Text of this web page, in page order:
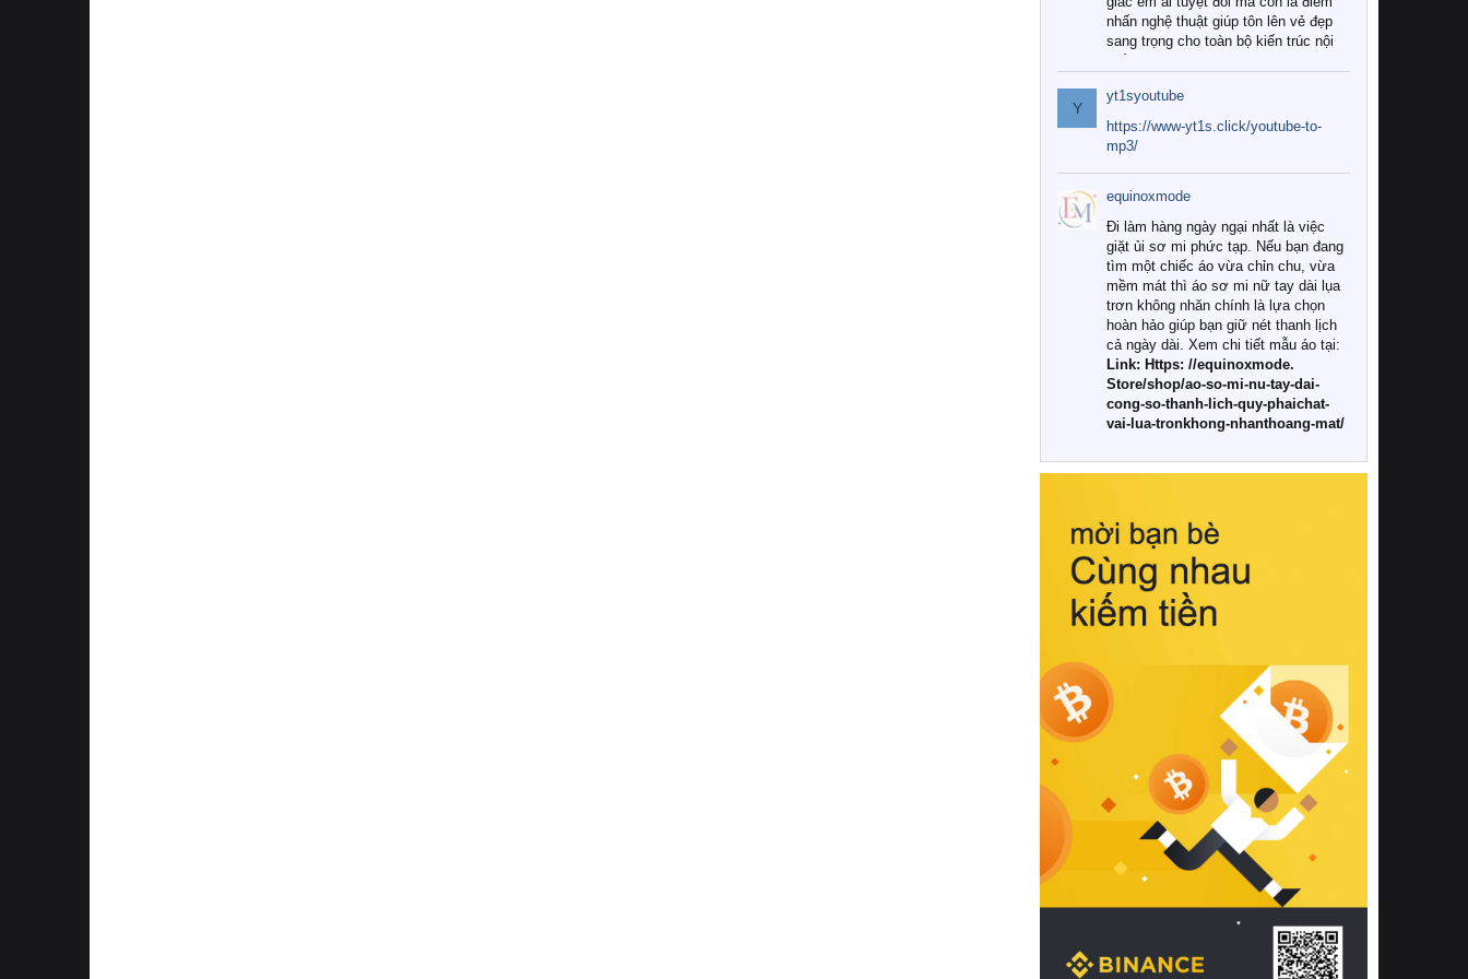
nhấn nghệ thuật giúp tôn lên vẻ đẹp
sang trọng cho toàn bộ kiến trúc nội
Tuy nhiên, giữa thị trường đa dạng
với vô vàn thương hiệu và mẫu mã
như hiện nay, làm thế nào để chọn
được những bộ chăn ga gối đệm cao
cấp thực sự chất lượng, phù hợp với
khí hậu và nhu cầu sử dụng của gia
đình? Hãy cùng chúng tôi đi tìm lời
giải đáp chi tiết qua bài viết dưới đây.
1. Tại sao các gia đình hiện đại lại ưa
chuộng chăn ga gối đệm cao cấp?
Khác với các dòng sản phẩm thông
thường, những bộ chăn ga gối đệm
cao cấp trải qua quy trình sản xuất
nghiêm ngặt từ khâu chọn lọc nguyên
liệu tự nhiên đến công nghệ dệt
nhuộm hiện đại không chứa hóa chất
này, bạn sẽ cảm nhận rõ rệt sự khác
hồi chuẩn xác của phần đệm nâng đỡ
cột sống.
Bên cạnh đó, việc lựa chọn các dòng
sản phẩm đạt chuẩn chất lượng quốc
tế còn giúp ngăn ngừa tình trạng kích
khuẩn và nấm mốc trong điều kiện
thời tiết nóng ẩm. Bạn có thể tìm hiểu
thêm các nghiên cứu khoa học về tác
động của giấc ngủ và môi trường
phòng ngủ đối với sức khỏe con
người tại Sleep Foundation (External
Link) để có cái nhìn toàn diện hơn.
2. Các tiêu chí vàng khi lựa chọn
chăn ga gối đệm cao cấp cho phòng
ngủ
Để sở hữu một bộ chăn ga gối đệm
cao cấp hoàn hảo cả về thẩm mỹ lẫn
công năng, người tiêu dùng cần cân
nhắc kỹ lưỡng các tiêu chí quan trọng
Y
yt1syoutube
https://www-yt1s.click/youtube-to-
mp3/
equinoxmode
Đi làm hàng ngày ngại nhất là việc
giặt ủi sơ mi phức tạp. Nếu bạn đang
tìm một chiếc áo vừa chỉn chu, vừa
mềm mát thì áo sơ mi nữ tay dài lụa
trơn không nhăn chính là lựa chọn
hoàn hảo giúp bạn giữ nét thanh lịch
cả ngày dài. Xem chi tiết mẫu áo tại:
Link: Https: //equinoxmode.
Store/shop/ao-so-mi-nu-tay-dai-
cong-so-thanh-lich-quy-phaichat-
vai-lua-tronkhong-nhanthoang-mat/